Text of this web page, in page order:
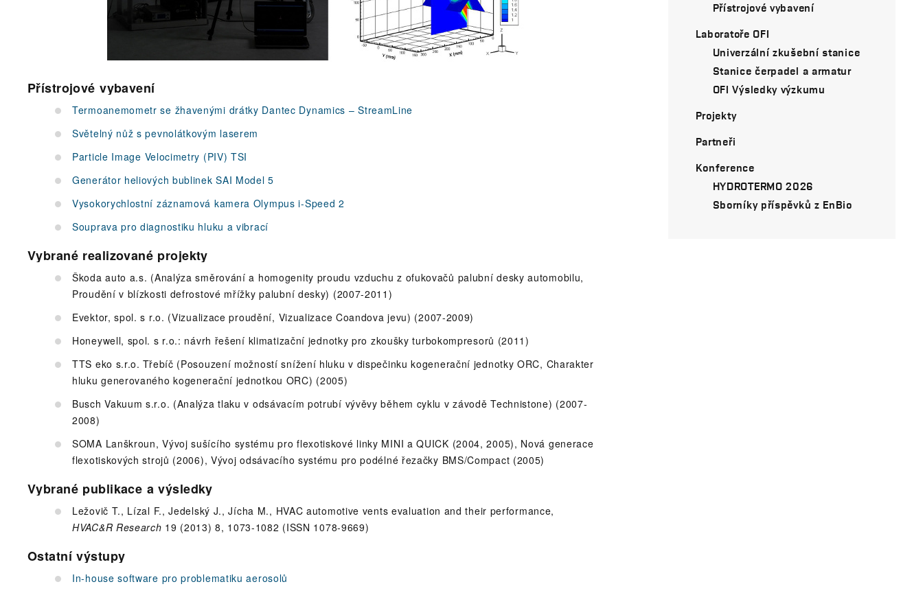
Přístrojové vybavení
Termoanemometr se žhavenými drátky Dantec Dynamics – StreamLine
Světelný nůž s pevnolátkovým laserem
Particle Image Velocimetry (PIV) TSI
Generátor heliových bublinek SAI Model 5
Vysokorychlostní záznamová kamera Olympus i-Speed 2
Souprava pro diagnostiku hluku a vibrací
Vybrané realizované projekty
Škoda auto a.s. (Analýza směrování a homogenity proudu vzduchu z ofukovačů palubní desky automobilu,
Proudění v blízkosti defrostové mřížky palubní desky) (2007-2011)
Evektor, spol. s r.o. (Vizualizace proudění, Vizualizace Coandova jevu) (2007-2009)
Honeywell, spol. s r.o.: návrh řešení klimatizační jednotky pro zkoušky turbokompresorů (2011)
TTS eko s.r.o. Třebíč (Posouzení možností snížení hluku v dispečinku kogenerační jednotky ORC, Charakter
hluku generovaného kogenerační jednotkou ORC) (2005)
Busch Vakuum s.r.o. (Analýza tlaku v odsávacím potrubí vývěvy během cyklu v závodě Technistone) (2007-
2008)
SOMA Lanškroun, Vývoj sušícího systému pro flexotiskové linky MINI a QUICK (2004, 2005), Nová generace
flexotiskových strojů (2006), Vývoj odsávacího systému pro podélné řezačky BMS/Compact (2005)
Vybrané publikace a výsledky
Ležovič T., Lízal F., Jedelský J., Jícha M., HVAC automotive vents evaluation and their performance,
HVAC&R Research 19 (2013) 8, 1073-1082 (ISSN 1078-9669)
Ostatní výstupy
In-house software pro problematiku aerosolů
Přístrojové vybavení
Laboratoře OFI
Univerzální zkušební stanice
Stanice čerpadel a armatur
OFI Výsledky výzkumu
Projekty
Partneři
Konference
HYDROTERMO 2026
Sborníky příspěvků z EnBio